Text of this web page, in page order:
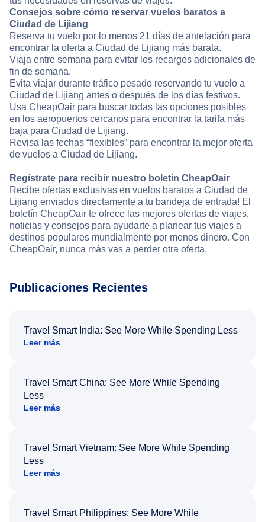
Consejos sobre cómo reservar vuelos baratos a
Ciudad de Lijiang
Reserva tu vuelo por lo menos 21 días de antelación para
encontrar la oferta a Ciudad de Lijiang más barata.
Viaja entre semana para evitar los recargos adicionales de
fin de semana.
Evita viajar durante tráfico pesado reservando tu vuelo a
Ciudad de Lijiang antes o después de los días festivos.
Usa CheapOair para buscar todas las opciones posibles
en los aeropuertos cercanos para encontrar la tarifa más
baja para Ciudad de Lijiang.
Revisa las fechas “flexibles” para encontrar la mejor oferta
de vuelos a Ciudad de Lijiang.
Regístrate para recibir nuestro boletín CheapOair
Recibe ofertas exclusivas en vuelos baratos a Ciudad de
Lijiang enviados directamente a tu bandeja de entrada! El
boletín CheapOair te ofrece las mejores ofertas de viajes,
noticias y consejos para ayudarte a planear tus viajes a
destinos populares mundialmente por menos dinero. Con
CheapOair, nunca más vas a perder otra oferta.
Publicaciones Recientes
Travel Smart India: See More While Spending Less
Leer más
Travel Smart China: See More While Spending
Less
Leer más
Travel Smart Vietnam: See More While Spending
Less
Leer más
Travel Smart Philippines: See More While